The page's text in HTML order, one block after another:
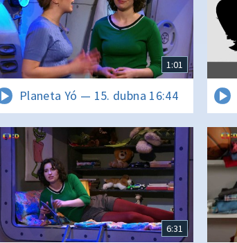
1:01
Planeta Yó — 15. dubna 16:44
6:31